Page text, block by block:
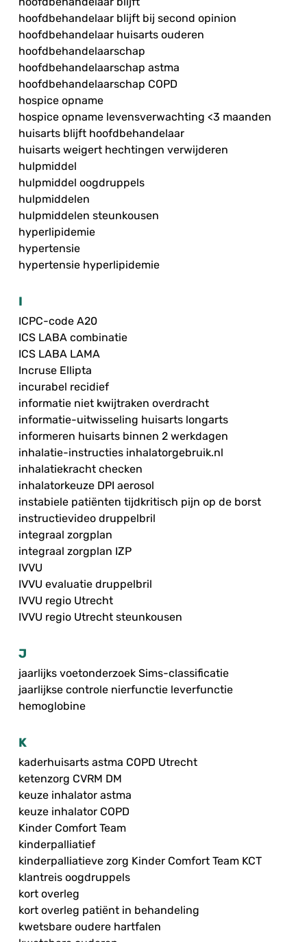
hoofdbehandelaar blijft bij second opinion
hoofdbehandelaar huisarts ouderen
hoofdbehandelaarschap
hoofdbehandelaarschap astma
hoofdbehandelaarschap COPD
hospice opname
hospice opname levensverwachting <3 maanden
huisarts blijft hoofdbehandelaar
huisarts weigert hechtingen verwijderen
hulpmiddel
hulpmiddel oogdruppels
hulpmiddelen
hulpmiddelen steunkousen
hyperlipidemie
hypertensie
hypertensie hyperlipidemie
I
ICPC-code A20
ICS LABA combinatie
ICS LABA LAMA
Incruse Ellipta
incurabel recidief
informatie niet kwijtraken overdracht
informatie-uitwisseling huisarts longarts
informeren huisarts binnen 2 werkdagen
inhalatie-instructies inhalatorgebruik.nl
inhalatiekracht checken
inhalatorkeuze DPI aerosol
instabiele patiënten tijdkritisch pijn op de borst
instructievideo druppelbril
integraal zorgplan
integraal zorgplan IZP
IVVU
IVVU evaluatie druppelbril
IVVU regio Utrecht
IVVU regio Utrecht steunkousen
J
jaarlijks voetonderzoek Sims-classificatie
jaarlijkse controle nierfunctie leverfunctie
hemoglobine
K
kaderhuisarts astma COPD Utrecht
ketenzorg CVRM DM
keuze inhalator astma
keuze inhalator COPD
Kinder Comfort Team
kinderpalliatief
kinderpalliatieve zorg Kinder Comfort Team KCT
klantreis oogdruppels
kort overleg
kort overleg patiënt in behandeling
kwetsbare oudere hartfalen